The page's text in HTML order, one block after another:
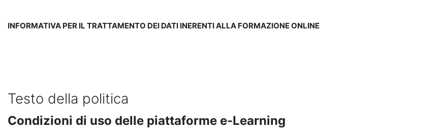
INFORMATIVA PER IL TRATTAMENTO DEI DATI INERENTI ALLA FORMAZIONE ONLINE
Testo della politica
Condizioni di uso delle piattaforme e-Learning